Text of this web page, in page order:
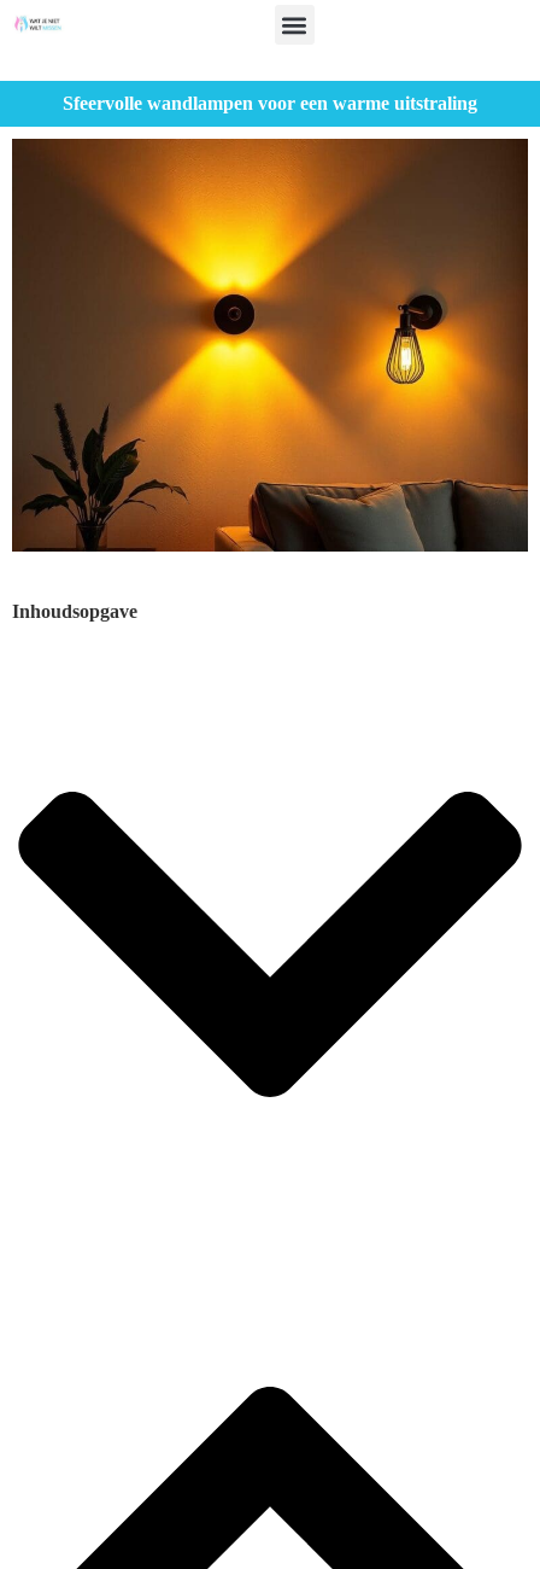
Sfeervolle wandlampen voor een warme uitstraling
Inhoudsopgave